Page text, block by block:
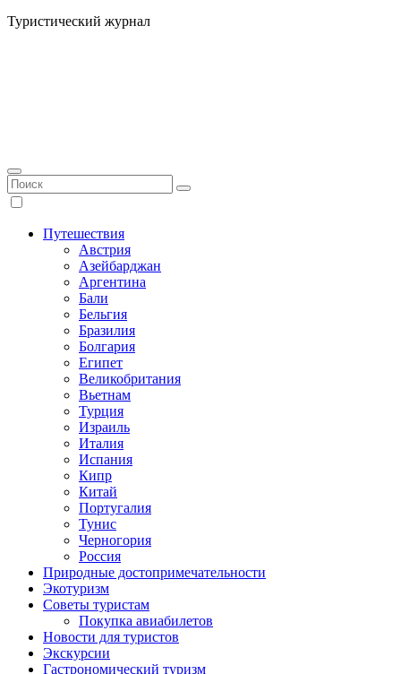
Туристический журнал
Путешествия
Австрия
Азейбарджан
Аргентина
Бали
Бельгия
Бразилия
Болгария
Египет
Великобритания
Вьетнам
Турция
Израиль
Италия
Испания
Кипр
Китай
Португалия
Тунис
Черногория
Россия
Природные достопримечательности
Экотуризм
Советы туристам
Покупка авиабилетов
Новости для туристов
Экскурсии
Гастрономический туризм